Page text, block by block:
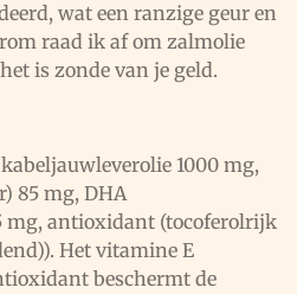
wat een ranzige geur en
raad ik af om zalmolie
is zonde van je geld.
kabeljauwleverolie 1000 mg,
85 mg, DHA
mg, antioxidant (tocoferolrijk
Het vitamine E
beschermt de